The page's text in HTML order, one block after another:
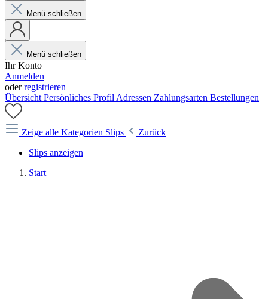
Menü schließen
Menü schließen
Ihr Konto
Anmelden
oderregistrieren
Übersicht Persönliches Profil Adressen Zahlungsarten Bestellungen
Zeige alle Kategorien Slips
Zurück
Slips anzeigen
Start